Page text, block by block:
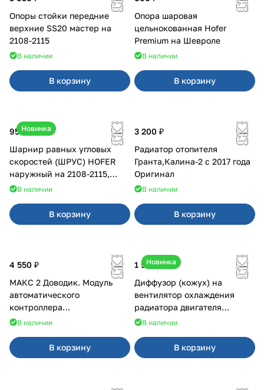
Опоры стойки передние
верхние SS20 мастер на
2108-2115
В наличии
В корзину
Опора шаровая
цельнокованная Hofer
Premium на Шевроле
В наличии
В корзину
Новинка
950 ₽
Шарнир равных угловых
скоростей (ШРУС) HOFER
наружный на 2108-2115,
2110-2112
В наличии
В корзину
3 200 ₽
Радиатор отопителя
Гранта,Калина-2 с 2017 года
Оригинал
В наличии
В корзину
4 550 ₽
МАКС 2 Доводик. Модуль
автоматического
контроллера
стеклоподъемников для
В наличии
В корзину
Новинка
1 500 ₽
Диффузор (кожух) на
вентилятор охлаждения
радиатора двигателя
Приора 2170 Panasonic
В наличии
В корзину